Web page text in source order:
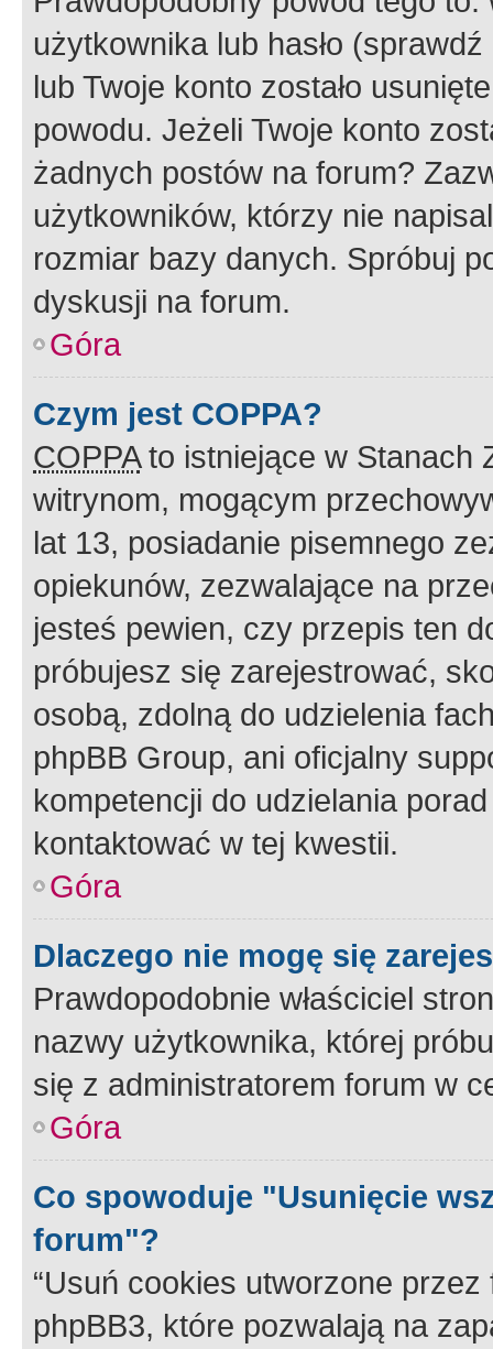
użytkownika lub hasło
lub Twoje konto zostało
powodu. Jeżeli Twoje konto
żadnych postów na forum?
użytkowników, którzy nie
rozmiar bazy danych. Spróbuj
dyskusji na forum.
Góra
Czym jest COPPA?
COPPAto istniejące w Stanach
witrynom, mogącym
lat 13, posiadanie pisemnego
opiekunów, zezwalające na
jesteś pewien, czy przepis ten
próbujesz się zarejestrować,
osobą, zdolną do udzielenia
phpBB Group, ani oficjalny
kompetencji do udzielania
kontaktować w tej kwestii.
Góra
Dlaczego nie mogę się
Prawdopodobnie właściciel
nazwy użytkownika, której
się z administratorem forum w
Góra
Co spowoduje "Usunięcie
forum"?
“Usuń cookies utworzone
phpBB3, które pozwalają na